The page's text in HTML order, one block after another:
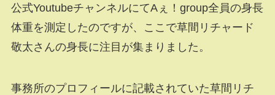
公式YoutubeチャンネルにてAぇ！group全員の身長
体重を測定したのですが、ここで草間リチャード
敬太さんの身長に注目が集まりました。
事務所のプロフィールに記載されていた草間リチ